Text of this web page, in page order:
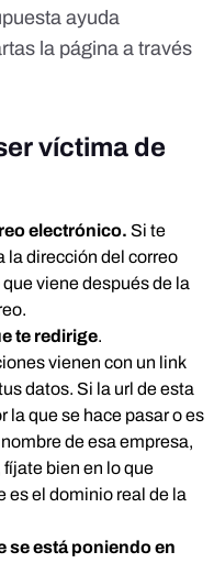
ayuda
la página a través
víctima de
electrónico. Si te
la dirección del correo
viene después de la
te redirige.
vienen con un link
datos. Si la url de esta
la que se hace pasar o es
de esa empresa,
bien en lo que
es el dominio real de la
se está poniendo en